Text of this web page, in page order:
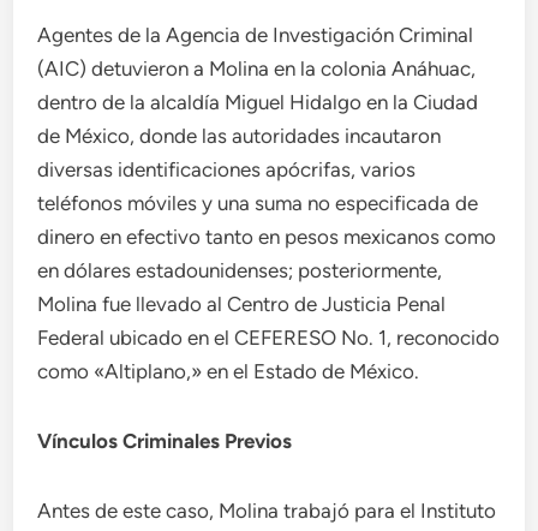
Agentes de la Agencia de Investigación Criminal
(AIC) detuvieron a Molina en la colonia Anáhuac,
dentro de la alcaldía Miguel Hidalgo en la Ciudad
de México, donde las autoridades incautaron
diversas identificaciones apócrifas, varios
teléfonos móviles y una suma no especificada de
dinero en efectivo tanto en pesos mexicanos como
en dólares estadounidenses; posteriormente,
Molina fue llevado al Centro de Justicia Penal
Federal ubicado en el CEFERESO No. 1, reconocido
como «Altiplano,» en el Estado de México.
Vínculos Criminales Previos
Antes de este caso, Molina trabajó para el Instituto